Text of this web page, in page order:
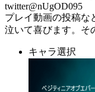
twitter@nUgOD095
プレイ動画の投稿な
泣いて喜びます。そ
キャラ選択